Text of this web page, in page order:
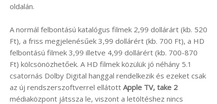
oldalán.
A normál felbontású katalógus filmek 2,99 dollárárt (kb. 520
Ft), a friss megjelenésűek 3,99 dollárért (kb. 700 Ft), a HD
felbontású filmek 3,99 illetve 4,99 dollárért (kb. 700-870
Ft) kölcsönözhetőek. A HD filmek közülük jó néhány 5.1
csatornás Dolby Digital hanggal rendelkezik és ezeket csak
az új rendszerszoftverrel ellátott Apple TV, take 2
médiaközpont játssza le, viszont a letöltéshez nincs